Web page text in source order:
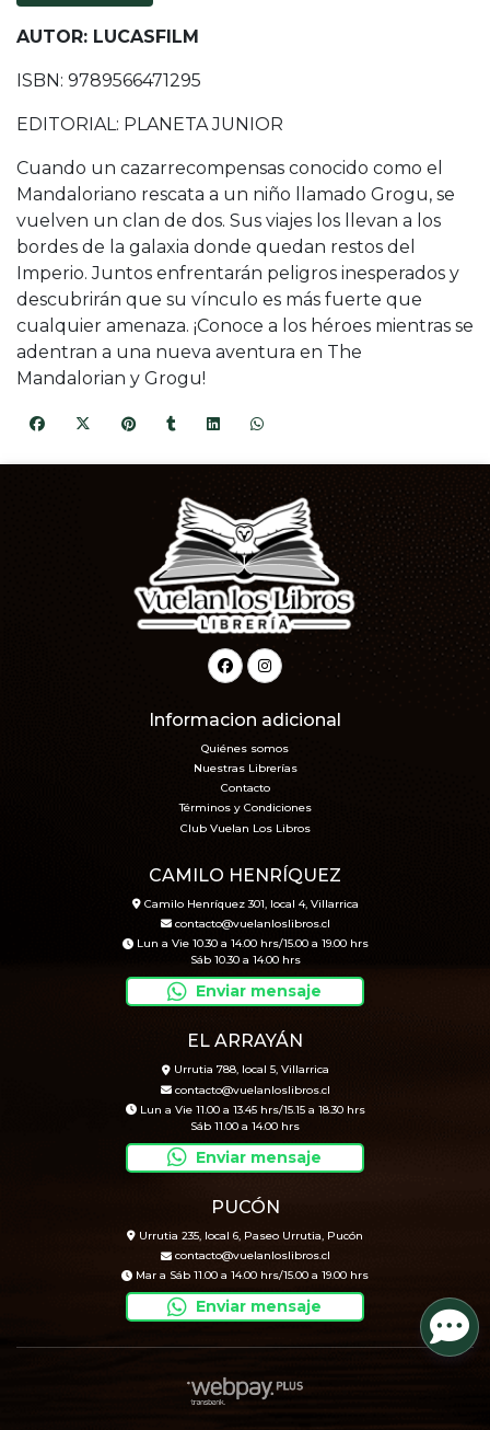
AUTOR: LUCASFILM
ISBN: 9789566471295
EDITORIAL: PLANETA JUNIOR
Cuando un cazarrecompensas conocido como el
Mandaloriano rescata a un niño llamado Grogu, se
vuelven un clan de dos. Sus viajes los llevan a los
bordes de la galaxia donde quedan restos del
Imperio. Juntos enfrentarán peligros inesperados y
descubrirán que su vínculo es más fuerte que
cualquier amenaza. ¡Conoce a los héroes mientras se
adentran a una nueva aventura en The
Mandalorian y Grogu!
Informacion adicional
Quiénes somos
Nuestras Librerías
Contacto
Términos y Condiciones
Club Vuelan Los Libros
CAMILO HENRÍQUEZ
Camilo Henríquez 301, local 4, Villarrica
contacto@vuelanloslibros.cl
Lun a Vie 10.30 a 14.00 hrs/15.00 a 19.00 hrs
Sáb 10.30 a 14.00 hrs
Enviar mensaje
EL ARRAYÁN
Urrutia 788, local 5, Villarrica
contacto@vuelanloslibros.cl
Lun a Vie 11.00 a 13.45 hrs/15.15 a 18.30 hrs
Sáb 11.00 a 14.00 hrs
Enviar mensaje
PUCÓN
Urrutia 235, local 6, Paseo Urrutia, Pucón
contacto@vuelanloslibros.cl
Mar a Sáb 11.00 a 14.00 hrs/15.00 a 19.00 hrs
Enviar mensaje